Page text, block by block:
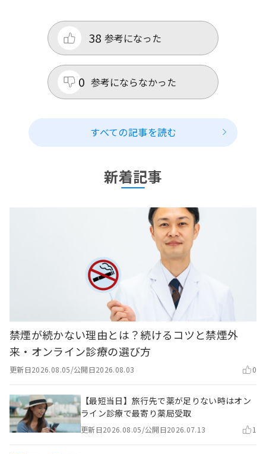
参考になった
38
参考にならなかった
0
すべての記事を読む
新着記事
禁煙が続かない理由とは？続けるコツと禁煙外
来・オンライン診療の選び方
更新日2026.08.05/公開日2026.08.03 0
【最短当日】旅行先で薬が足りない時はオン
ライン診療で最寄り薬局受取
更新日2026.08.05/公開日2026.07.13 1